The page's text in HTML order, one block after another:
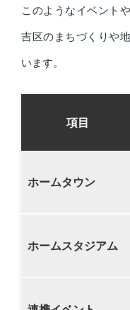
このようなイベント
吉区のまちづくりや
います。
項目
ホームタウン
ホームスタジアム